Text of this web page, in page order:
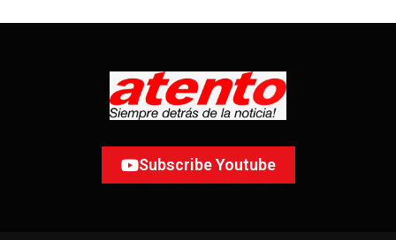
Subscribe Youtube